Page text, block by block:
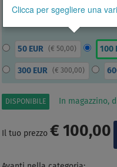
Clicca per sgegliere una
50 EUR (€ 50,00) 100
300 EUR (€ 300,00)
DISPONIBILE In magazzino,
Il tuo prezzo € 100,00